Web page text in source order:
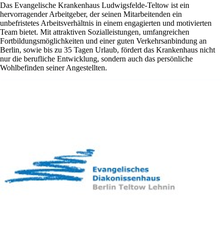
Das Evangelische Krankenhaus Ludwigsfelde-Teltow ist ein
hervorragender Arbeitgeber, der seinen Mitarbeitenden ein
unbefristetes Arbeitsverhältnis in einem engagierten und motivierten
Team bietet. Mit attraktiven Sozialleistungen, umfangreichen
Fortbildungsmöglichkeiten und einer guten Verkehrsanbindung an
Berlin, sowie bis zu 35 Tagen Urlaub, fördert das Krankenhaus nicht
nur die berufliche Entwicklung, sondern auch das persönliche
Wohlbefinden seiner Angestellten.